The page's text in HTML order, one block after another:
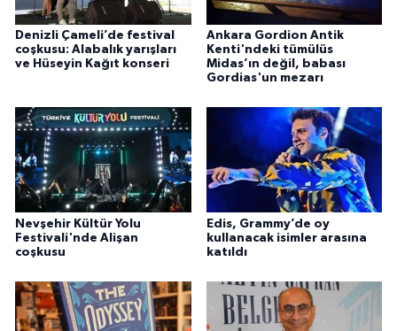
Denizli Çameli’de festival
coşkusu: Alabalık yarışları
ve Hüseyin Kağıt konseri
Ankara Gordion Antik
Kenti'ndeki tümülüs
Midas’ın değil, babası
Gordias'un mezarı
Nevşehir Kültür Yolu
Festivali'nde Alişan
coşkusu
Edis, Grammy’de oy
kullanacak isimler arasına
katıldı